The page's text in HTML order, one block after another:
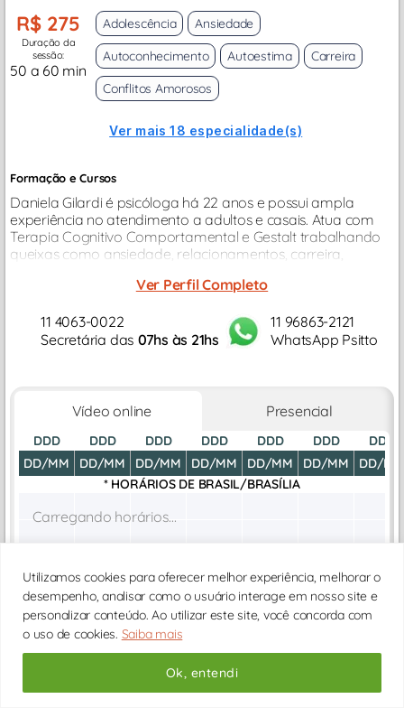
Utilizamos cookies para oferecer melhor experiência, melhorar o
desempenho, analisar como o usuário interage em nosso site e
personalizar conteúdo. Ao utilizar este site, você concorda com
o uso de cookies. Saiba mais
Ok, entendi
R$ 275
Duração da
sessão:
50 a 60 min
Adolescência
Ansiedade
Autoconhecimento
Autoestima
Carreira
Conflitos Amorosos
Ver mais 18 especialidade(s)
Formação e Cursos
Daniela Gilardi é psicóloga há 22 anos e possui ampla
experiência no atendimento a adultos e casais. Atua com
Terapia Cognitivo Comportamental e Gestalt trabalhando
queixas como ansiedade, relacionamentos, carreira,
autoconhecimento...Ver Perfil Completo
11 4063-0022
Secretária das 07hs às 21hs
11 96863-2121
WhatsApp Psitto
Vídeo online Presencial
DDD
DD/MM
DDD
DD/MM
DDD
DD/MM
DDD
DD/MM
DDD
DD/MM
DDD
DD/MM
DDD
DD/MM
* HORÁRIOS DE BRASIL/BRASÍLIA
Carregando horários...